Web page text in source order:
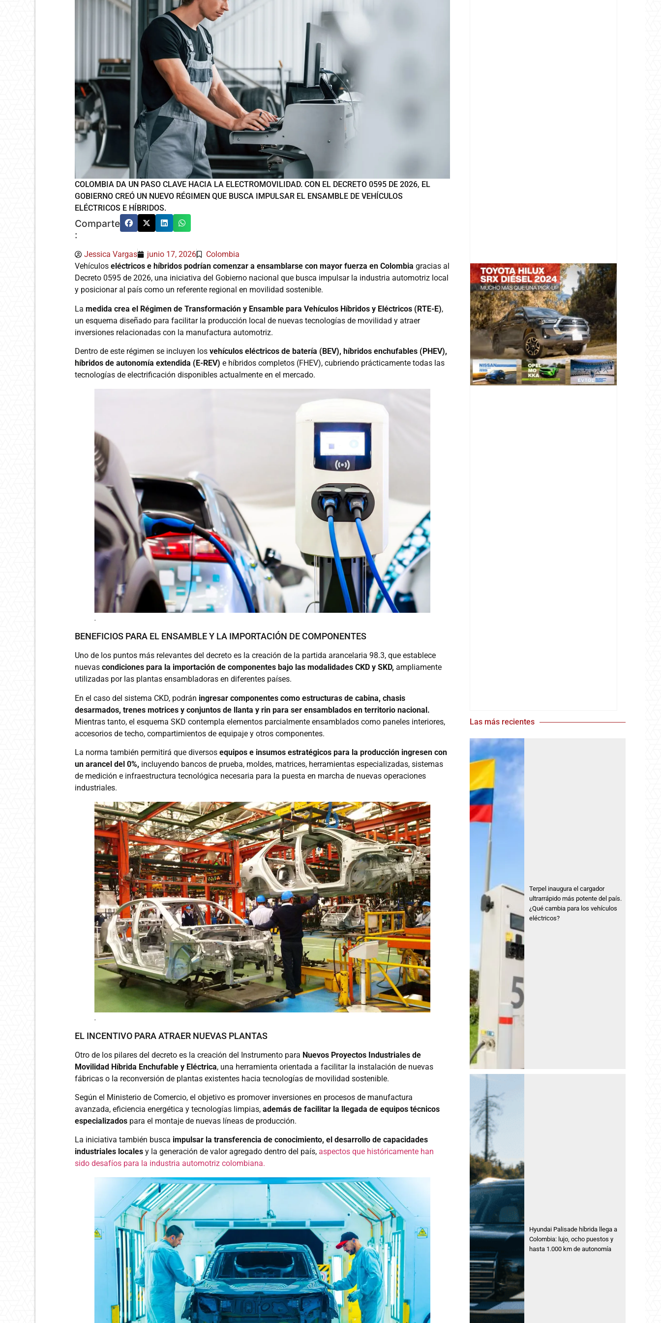
COLOMBIA DA UN PASO CLAVE HACIA LA ELECTROMOVILIDAD. CON EL DECRETO 0595 DE 2026, EL
GOBIERNO CREÓ UN NUEVO RÉGIMEN QUE BUSCA IMPULSAR EL ENSAMBLE DE VEHÍCULOS
ELÉCTRICOS E HÍBRIDOS.
Comparte
:
Jessica Vargas junio 17, 2026
Colombia
Vehículos eléctricos e híbridos podrían comenzar a ensamblarse con mayor fuerza en Colombia gracias al
Decreto 0595 de 2026, una iniciativa del Gobierno nacional que busca impulsar la industria automotriz local
y posicionar al país como un referente regional en movilidad sostenible.
La medida crea el Régimen de Transformación y Ensamble para Vehículos Híbridos y Eléctricos (RTE-E),
un esquema diseñado para facilitar la producción local de nuevas tecnologías de movilidad y atraer
inversiones relacionadas con la manufactura automotriz.
Dentro de este régimen se incluyen los vehículos eléctricos de batería (BEV), híbridos enchufables (PHEV),
híbridos de autonomía extendida (E-REV) e híbridos completos (FHEV), cubriendo prácticamente todas las
tecnologías de electrificación disponibles actualmente en el mercado.
.
BENEFICIOS PARA EL ENSAMBLE Y LA IMPORTACIÓN DE COMPONENTES
Uno de los puntos más relevantes del decreto es la creación de la partida arancelaria 98.3, que establece
nuevas condiciones para la importación de componentes bajo las modalidades CKD y SKD, ampliamente
utilizadas por las plantas ensambladoras en diferentes países.
En el caso del sistema CKD, podrán ingresar componentes como estructuras de cabina, chasis
desarmados, trenes motrices y conjuntos de llanta y rin para ser ensamblados en territorio nacional.
Mientras tanto, el esquema SKD contempla elementos parcialmente ensamblados como paneles interiores,
accesorios de techo, compartimientos de equipaje y otros componentes.
La norma también permitirá que diversos equipos e insumos estratégicos para la producción ingresen con
un arancel del 0%, incluyendo bancos de prueba, moldes, matrices, herramientas especializadas, sistemas
de medición e infraestructura tecnológica necesaria para la puesta en marcha de nuevas operaciones
industriales.
.
EL INCENTIVO PARA ATRAER NUEVAS PLANTAS
Otro de los pilares del decreto es la creación del Instrumento para Nuevos Proyectos Industriales de
Movilidad Híbrida Enchufable y Eléctrica, una herramienta orientada a facilitar la instalación de nuevas
fábricas o la reconversión de plantas existentes hacia tecnologías de movilidad sostenible.
Según el Ministerio de Comercio, el objetivo es promover inversiones en procesos de manufactura
avanzada, eficiencia energética y tecnologías limpias, además de facilitar la llegada de equipos técnicos
especializados para el montaje de nuevas líneas de producción.
La iniciativa también busca impulsar la transferencia de conocimiento, el desarrollo de capacidades
industriales locales y la generación de valor agregado dentro del país, aspectos que históricamente han
sido desafíos para la industria automotriz colombiana.
Follow
@v12_magazine
Las más recientes
Terpel inaugura el cargador
ultrarrápido más potente del país.
¿Qué cambia para los vehículos
eléctricos?
Hyundai Palisade híbrida llega a
Colombia: lujo, ocho puestos y
hasta 1.000 km de autonomía